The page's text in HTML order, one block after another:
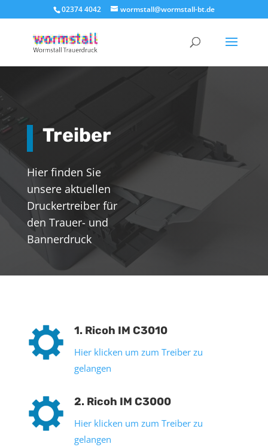
02374 4042 wormstall@wormstall-bt.de
Treiber
Hier finden Sie
unsere aktuellen
Druckertreiber für
den Trauer- und
Bannerdruck
1. Ricoh IM C3010
Hier klicken um zum Treiber zu
gelangen
2. Ricoh IM C3000
Hier klicken um zum Treiber zu
gelangen